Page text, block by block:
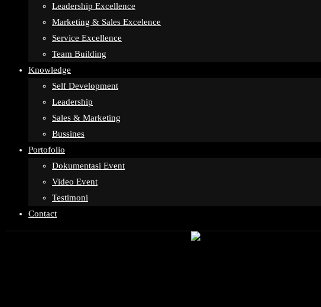
Leadership Excellence
Marketing & Sales Excelence
Service Excellence
Team Building
Knowledge
Self Development
Leadership
Sales & Marketing
Bussines
Portofolio
Dokumentasi Event
Video Event
Testimoni
Contact